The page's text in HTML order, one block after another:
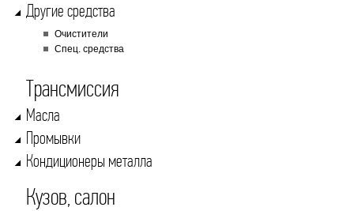
Другие средства
Очистители
Cпец. средства
Трансмиссия
Масла
Промывки
Кондиционеры металла
Кузов, салон